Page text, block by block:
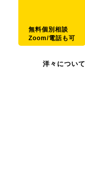
無料個別相談
Zoom/電話も可
洋々について